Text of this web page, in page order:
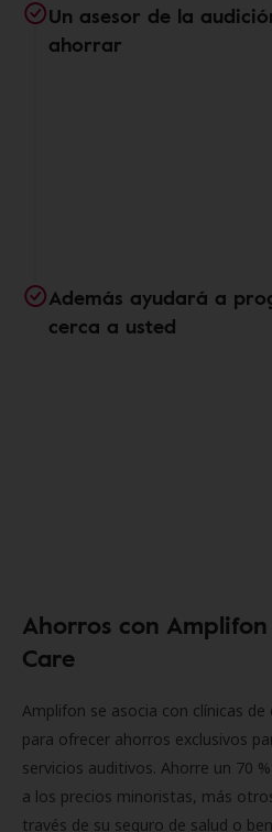
Un asesor de la
ahorrar
Además ayudará a
cerca a usted
Ahorros con
Care
Amplifon se asocia con clínicas
para ofrecer ahorros exclusivos
servicios auditivos. Ahorre un 70
a los precios minoristas, más
través de su seguro de salud o